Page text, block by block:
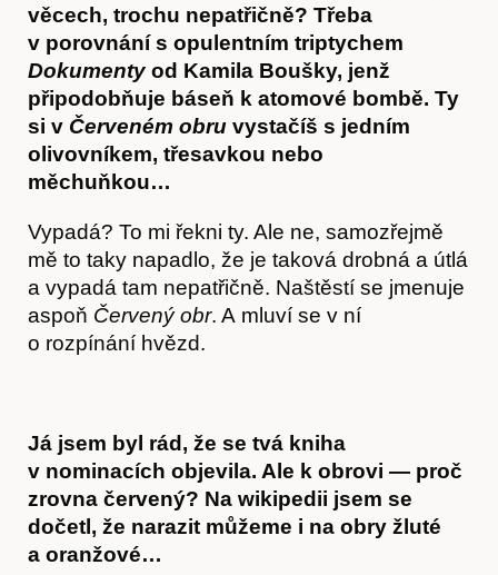
věcech, trochu nepatřičně? Třeba
v porovnání s opulentním triptychem
Dokumentyod Kamila Boušky, jenž
připodobňuje báseň k atomové bombě. Ty
si v Červeném obru vystačíš s jedním
olivovníkem, třesavkou nebo
měchuňkou…
Vypadá? To mi řekni ty. Ale ne, samozřejmě
mě to taky napadlo, že je taková drobná a útlá
a vypadá tam nepatřičně. Naštěstí se jmenuje
aspoň Červený obr. A mluví se v ní
o rozpínání hvězd.
Já jsem byl rád, že se tvá kniha
v nominacích objevila. Ale k obrovi — proč
zrovna červený? Na wikipedii jsem se
dočetl, že narazit můžeme i na obry žluté
a oranžové…